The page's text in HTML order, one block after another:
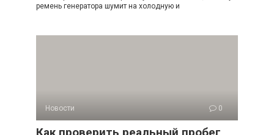
ремень генератора шумит на холодную и
Новости 0